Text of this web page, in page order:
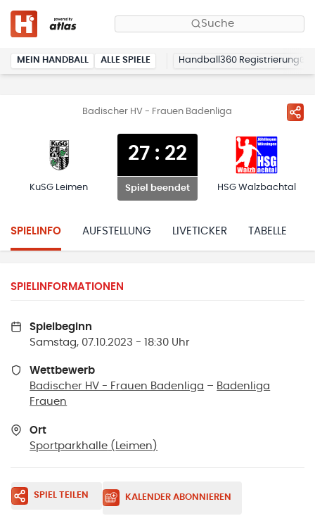
Suche
MEIN HANDBALL ALLE SPIELE Handball360 Registrierung
Badischer HV - Frauen Badenliga
KuSG Leimen
27 : 22
Spiel beendet HSG Walzbachtal
SPIELINFO AUFSTELLUNG LIVETICKER TABELLE
SPIELINFORMATIONEN
Spielbeginn
Samstag, 07.10.2023 - 18:30 Uhr
Wettbewerb
Badischer HV - Frauen Badenliga – Badenliga
Frauen
Ort
Sportparkhalle ( Leimen )
SPIEL TEILEN KALENDER ABONNIEREN